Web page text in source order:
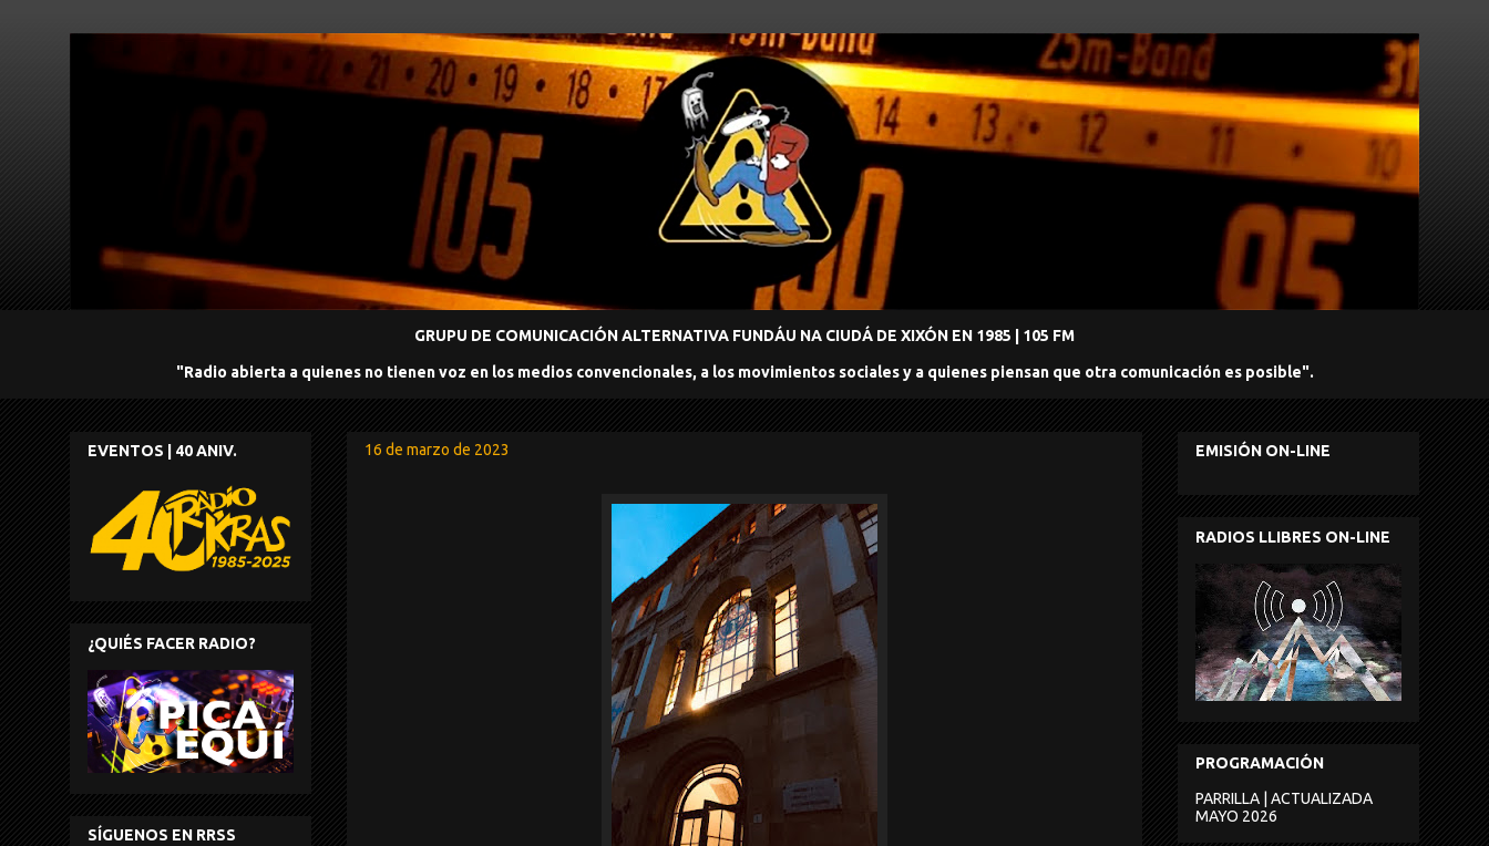
GRUPU DE COMUNICACIÓN ALTERNATIVA FUNDÁU NA CIUDÁ DE XIXÓN EN 1985 | 105 FM
"Radio abierta a quienes no tienen voz en los medios convencionales, a los movimientos sociales y a quienes piensan que otra comunicación es posible".
16 de marzo de 2023
EVENTOS | 40 ANIV.
¿QUIÉS FACER RADIO?
SÍGUENOS EN RRSS
EMISIÓN ON-LINE
RADIOS LLIBRES ON-LINE
PROGRAMACIÓN
PARRILLA | ACTUALIZADA
MAYO 2026